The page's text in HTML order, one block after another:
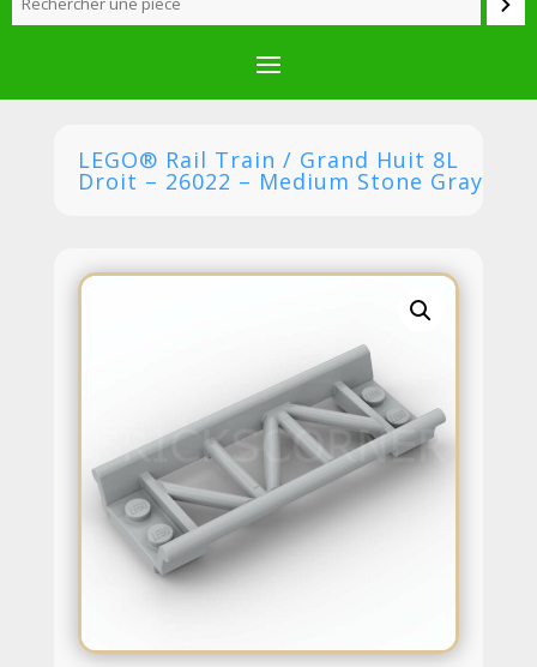
LEGO® Rail Train / Grand Huit 8L
Droit – 26022 – Medium Stone Gray